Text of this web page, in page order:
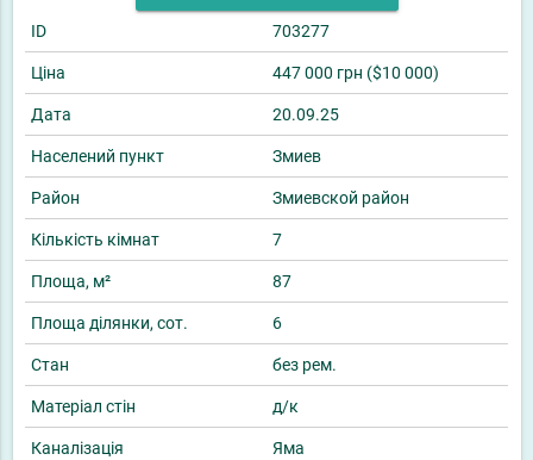
ID 703277
Ціна 447 000 грн ($10 000)
Дата 20.09.25
Населений пункт Змиев
Район Змиевской район
Кількість кімнат 7
Площа, м² 87
Площа ділянки, сот. 6
Стан без рем.
Матеріал стін д/к
Каналізація Яма